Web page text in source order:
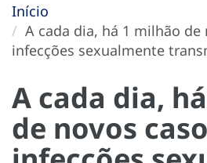
Início
A cada dia, há 1 milhão de
infecções sexualmente
A cada dia,
de novos